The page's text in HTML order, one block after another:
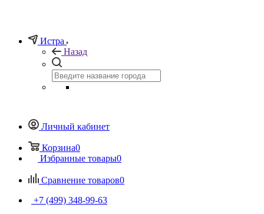
Истра
Назад
Личный кабинет
Корзина0
Избранные товары0
Сравнение товаров0
+7 (499) 348-99-63